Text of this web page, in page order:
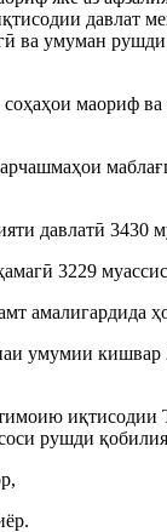
давлат
ва умуман
маориф
давлатӣ 3430
3229
амалигардида
умумии
иқтисодии
рушди